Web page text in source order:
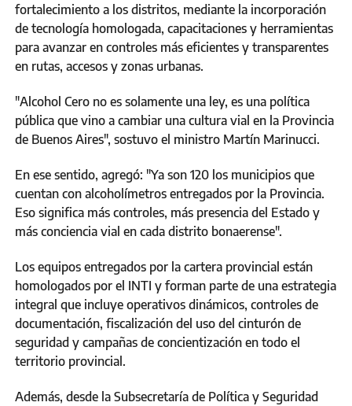
fortalecimiento a los distritos, mediante la incorporación
de tecnología homologada, capacitaciones y herramientas
para avanzar en controles más eficientes y transparentes
en rutas, accesos y zonas urbanas.
"Alcohol Cero no es solamente una ley, es una política
pública que vino a cambiar una cultura vial en la Provincia
de Buenos Aires", sostuvo el ministro Martín Marinucci.
En ese sentido, agregó: "Ya son 120 los municipios que
cuentan con alcoholímetros entregados por la Provincia.
Eso significa más controles, más presencia del Estado y
más conciencia vial en cada distrito bonaerense".
Los equipos entregados por la cartera provincial están
homologados por el INTI y forman parte de una estrategia
integral que incluye operativos dinámicos, controles de
documentación, fiscalización del uso del cinturón de
seguridad y campañas de concientización en todo el
territorio provincial.
Además, desde la Subsecretaría de Política y Seguridad